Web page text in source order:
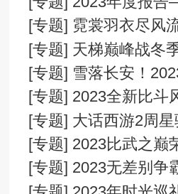
[专题] 2024
[专题] 2024
[专题] 2024
[专题] 2024
[专题] 2024
[专题] 2023
[专题] 霓裳羽